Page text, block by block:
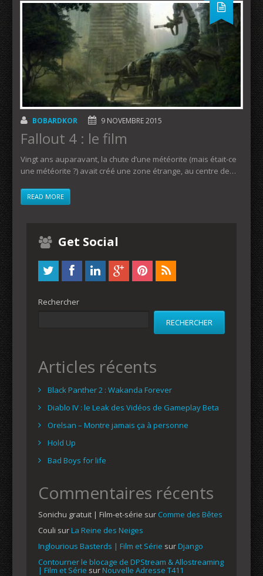
BOBARDKOR 9 NOVEMBRE 2015
Fallout 4 : le film
Vingt ans auparavant, la chute d’une météorite (mais était-ce
une météorite ?) avait créé une zone étrange, au centre de…
READ MORE
Get Social
Rechercher
RECHERCHER
Articles récents
Black Panther 2 : Wakanda Forever
Diablo IV : le Leak des Vidéos de Gameplay Beta
Orelsan – Montre jamais ça à personne
Hold Up
Bad Boys for life
Commentaires récents
Sonichu gratuit | Film-et-série sur Comme des Bêtes
Couli surLa Reine des Neiges
Inglourious Basterds | Film et Série surDjango
Contourner le blocage de DPStream & Allostreaming
| Film et Série surNouvelle Adresse T411